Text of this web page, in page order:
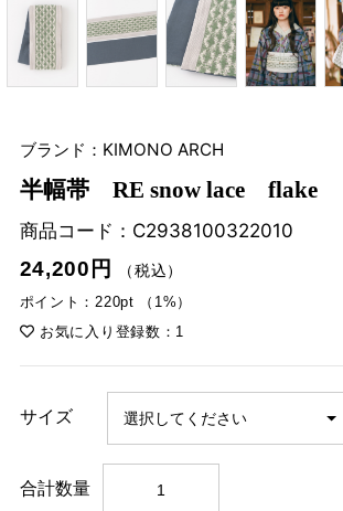
ブランド：KIMONO ARCH
半幅帯 RE snow lace flake
商品コード： C2938100322010
24,200円
（税込）
ポイント：220pt （1%）
お気に入り登録数：1
サイズ
合計数量